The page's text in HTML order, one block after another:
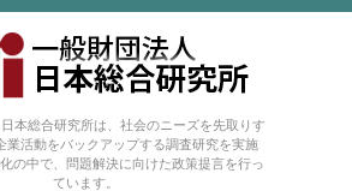
本総合研究所は、社会のニーズを先取りす
業活動をバックアップする調査研究を実施
の中で、問題解決に向けた政策提言を行っ
ています。